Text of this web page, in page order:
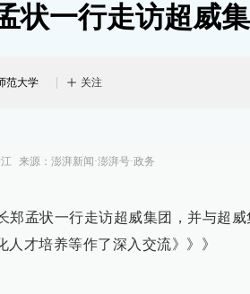
状一行走访超威
范大学 关注
来源： 澎湃新闻·澎湃号·政务
郑孟状一行走访超威集团，并与超
人才培养等作了深入交流》》》